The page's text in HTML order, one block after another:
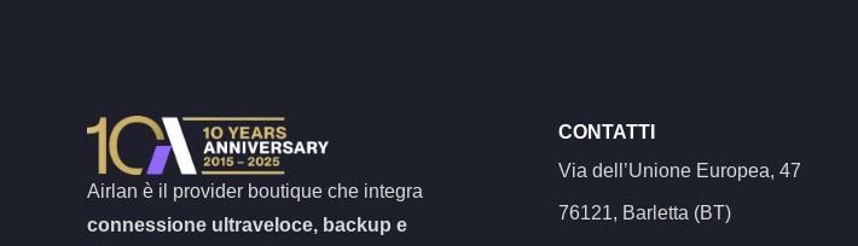
Airlan è il provider boutique che integra
connessione ultraveloce, backup e
CONTATTI
Via dell’Unione Europea, 47
76121, Barletta (BT)